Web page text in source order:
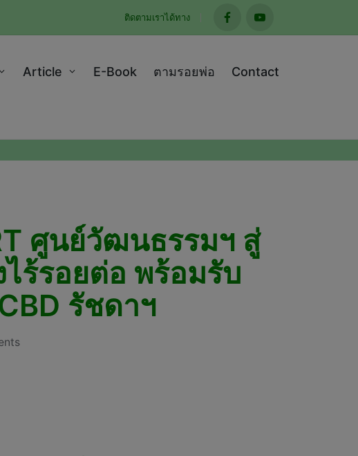
ติดตามเราได้ทาง
facebookyoutube
Article E-Book ตามรอยพ่อ Contact
ศูนย์วัฒนธรรมฯ สู่
ร้รอยต่อ พร้อมรับ
รัชดาฯ